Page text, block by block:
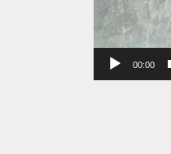
00:00